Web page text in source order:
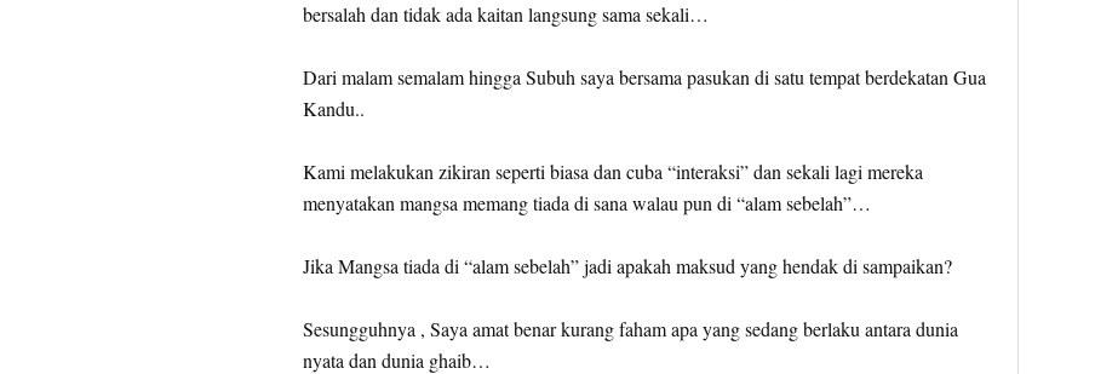
bersalah dan tidak ada kaitan langsung sama sekali…
Dari malam semalam hingga Subuh saya bersama pasukan di satu tempat berdekatan Gua
Kandu..
Kami melakukan zikiran seperti biasa dan cuba “interaksi” dan sekali lagi mereka
menyatakan mangsa memang tiada di sana walau pun di “alam sebelah”…
Jika Mangsa tiada di “alam sebelah” jadi apakah maksud yang hendak di sampaikan?
Sesungguhnya , Saya amat benar kurang faham apa yang sedang berlaku antara dunia
nyata dan dunia ghaib…